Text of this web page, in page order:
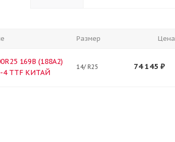
Размер Цена
169B (188A2)
4 TTF КИТАЙ
14/ R25 74 145 ₽